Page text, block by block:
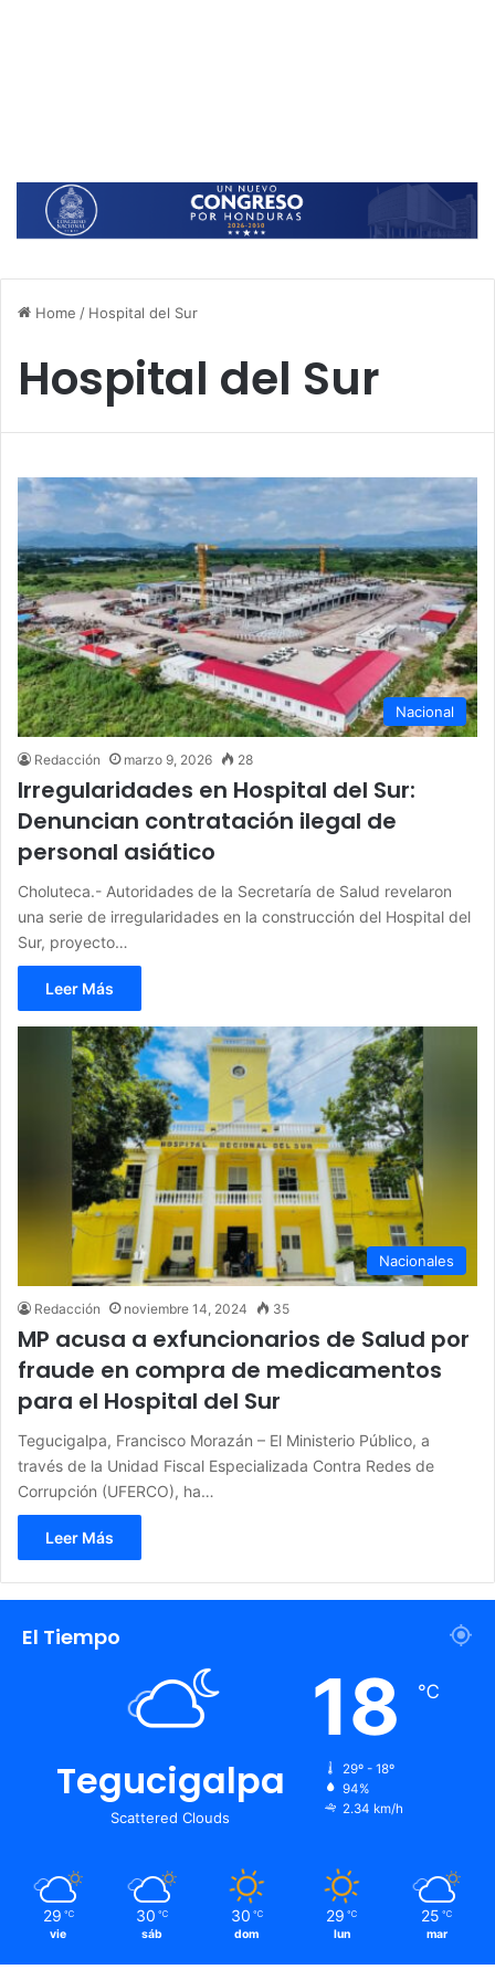
Home / Hospital del Sur
Hospital del Sur
Nacional
Redacción marzo 9, 2026 28
Irregularidades en Hospital del Sur:
Denuncian contratación ilegal de
personal asiático
Choluteca.- Autoridades de la Secretaría de Salud revelaron
una serie de irregularidades en la construcción del Hospital del
Sur, proyecto…
Leer Más
Nacionales
Redacción noviembre 14, 2024 35
MP acusa a exfuncionarios de Salud por
fraude en compra de medicamentos
para el Hospital del Sur
Tegucigalpa, Francisco Morazán – El Ministerio Público, a
través de la Unidad Fiscal Especializada Contra Redes de
Corrupción (UFERCO), ha…
Leer Más
El Tiempo
Tegucigalpa
Scattered Clouds
18 ℃
29º - 18º
94%
2.34 km/h
29 ℃
vie
30 ℃
sáb
30 ℃
dom
29 ℃
lun
25 ℃
mar